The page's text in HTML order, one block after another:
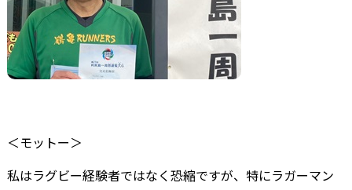
＜モットー＞
私はラグビー経験者ではなく恐縮ですが、特にラガーマン